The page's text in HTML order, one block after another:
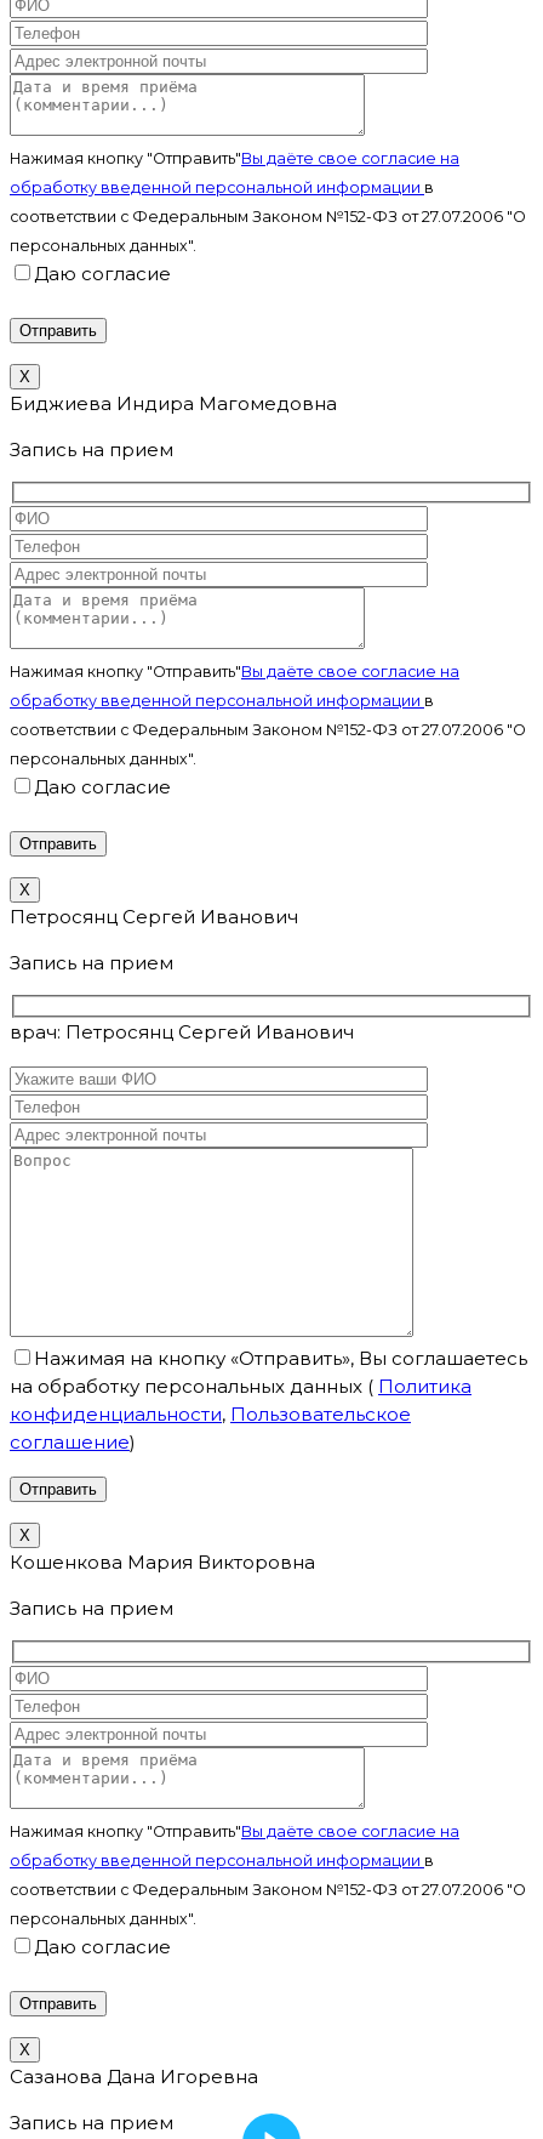
Нажимая кнопку "Отправить"Вы даёте свое согласие на
обработку введенной персональной информации в
соответствии с Федеральным Законом №152-ФЗ от 27.07.2006 "О
персональных данных".
Даю согласие
X
Биджиева Индира Магомедовна
Запись на прием
Нажимая кнопку "Отправить"Вы даёте свое согласие на
обработку введенной персональной информации в
соответствии с Федеральным Законом №152-ФЗ от 27.07.2006 "О
персональных данных".
Даю согласие
X
Петросянц Сергей Иванович
Запись на прием
врач: Петросянц Сергей Иванович
Нажимая на кнопку «Отправить», Вы соглашаетесь
на обработку персональных данных ( Политика
конфиденциальности, Пользовательское
соглашение)
X
Кошенкова Мария Викторовна
Запись на прием
Нажимая кнопку "Отправить"Вы даёте свое согласие на
обработку введенной персональной информации в
соответствии с Федеральным Законом №152-ФЗ от 27.07.2006 "О
персональных данных".
Даю согласие
X
Сазанова Дана Игоревна
Запись на прием